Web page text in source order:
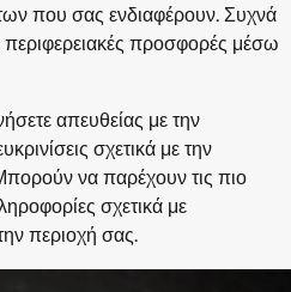
που σας ενδιαφέρουν. Συχνά
περιφερειακές προσφορές μέσω
απευθείας με την
σχετικά με την
να παρέχουν τις πιο
σχετικά με
περιοχή σας.